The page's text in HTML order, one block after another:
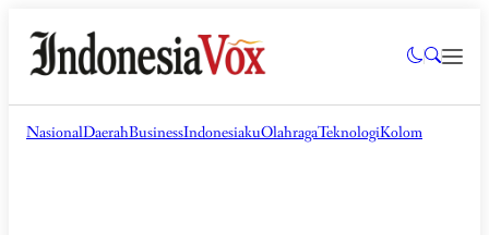
NasionalDaerahBusinessIndonesiakuOlahragaTeknologiKolom